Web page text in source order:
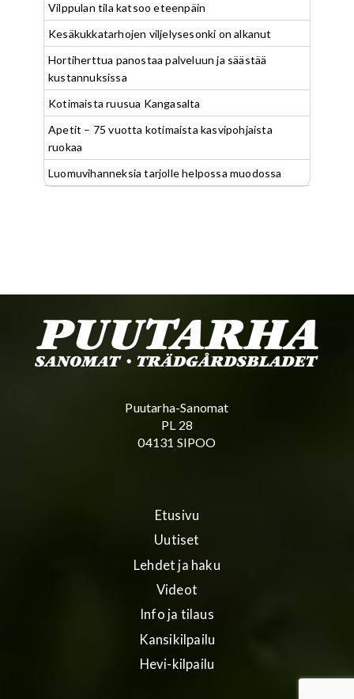
Vilppulan tila katsoo eteenpäin
Kesäkukkatarhojen viljelysesonki on alkanut
Hortiherttua panostaa palveluun ja säästää
kustannuksissa
Kotimaista ruusua Kangasalta
Apetit – 75 vuotta kotimaista kasvipohjaista
ruokaa
Luomuvihanneksia tarjolle helpossa muodossa
Puutarha-Sanomat
PL 28
04131 SIPOO
Etusivu
Uutiset
Lehdet ja haku
Videot
Info ja tilaus
Kansikilpailu
Hevi-kilpailu